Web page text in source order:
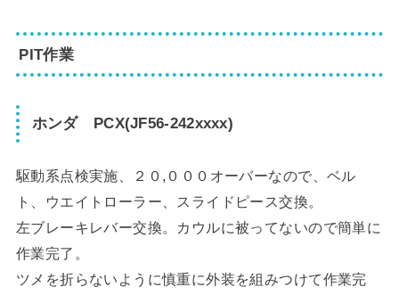
PIT作業
ホンダ PCX(JF56-242xxxx)
駆動系点検実施、２０,０００オーバーなので、ベル
ト、ウエイトローラー、スライドピース交換。
左ブレーキレバー交換。カウルに被ってないので簡単に
作業完了。
ツメを折らないように慎重に外装を組みつけて作業完